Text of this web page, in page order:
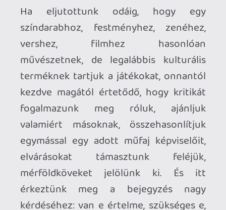
meg senki azon, hogy alapjában véve én
szeretek egy számot látni a kritikák
zárásaként is, illetve a végigjátszás után
akaratlanul is hozzárendeli az agyam az
én számomat is az adott címhez.
Önmagában egy szám azonban nem
képes kifejezni egy játék értékét, hiszen
az általa nyújtott élmény is egyénenként
eltérő, legfeljebb segít nagyjából belőni
azt egy minőségi skálán. Ha egy játék
egyáltalán nem érdekel (ha az indie-ket is
beleszámítjuk, akkor az az összes
megjelenés 95%-a), akkor úgy sem
olvasom el a bemutatóját sem,
függetlenül az értékelésétől. Persze
vannak kivételek, például az Elden Ring
totálisan hidegen hagy a többi soulslike